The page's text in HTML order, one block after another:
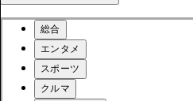
総合
エンタメ
スポーツ
クルマ